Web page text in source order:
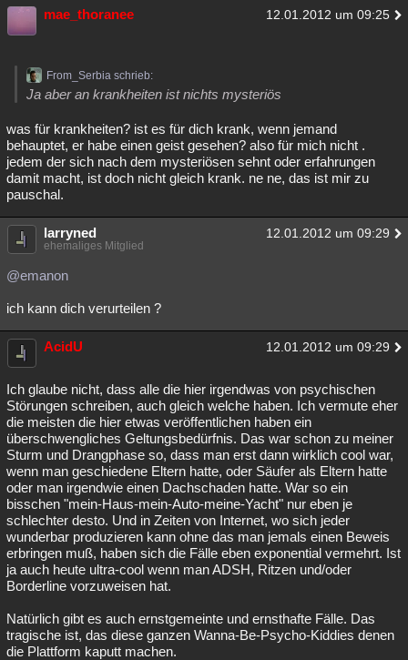
mae_thoranee 12.01.2012 um 09:25
From_Serbia schrieb:
Ja aber an krankheiten ist nichts mysteriös
was für krankheiten? ist es für dich krank, wenn jemand
behauptet, er habe einen geist gesehen? also für mich nicht .
jedem der sich nach dem mysteriösen sehnt oder erfahrungen
damit macht, ist doch nicht gleich krank. ne ne, das ist mir zu
pauschal.
larryned 12.01.2012 um 09:29
ehemaliges Mitglied
@emanon
ich kann dich verurteilen ?
AcidU 12.01.2012 um 09:29
Ich glaube nicht, dass alle die hier irgendwas von psychischen
Störungen schreiben, auch gleich welche haben. Ich vermute eher
die meisten die hier etwas veröffentlichen haben ein
überschwengliches Geltungsbedürfnis. Das war schon zu meiner
Sturm und Drangphase so, dass man erst dann wirklich cool war,
wenn man geschiedene Eltern hatte, oder Säufer als Eltern hatte
oder man irgendwie einen Dachschaden hatte. War so ein
bisschen "mein-Haus-mein-Auto-meine-Yacht" nur eben je
schlechter desto. Und in Zeiten von Internet, wo sich jeder
wunderbar produzieren kann ohne das man jemals einen Beweis
erbringen muß, haben sich die Fälle eben exponential vermehrt. Ist
ja auch heute ultra-cool wenn man ADSH, Ritzen und/oder
Borderline vorzuweisen hat.
Natürlich gibt es auch ernstgemeinte und ernsthafte Fälle. Das
tragische ist, das diese ganzen Wanna-Be-Psycho-Kiddies denen
die Plattform kaputt machen.